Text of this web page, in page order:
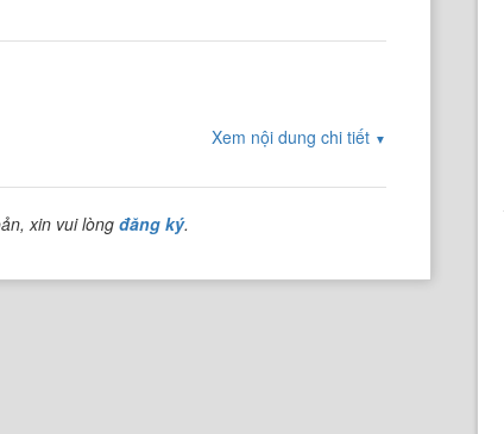
Xem nội dung chi tiết ▼
xin vui lòngđăng ký.